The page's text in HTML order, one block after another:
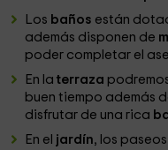
Los baños están
además disponen de
poder completar el
En laterraza
buen tiempo además
disfrutar de una rica
En el jardín, los